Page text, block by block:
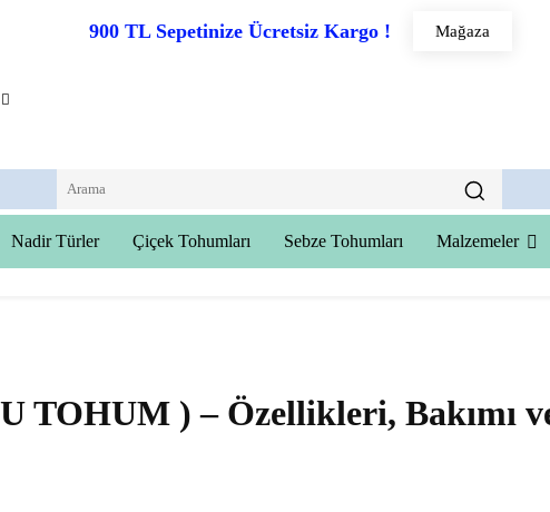
900 TL Sepetinize Ücretsiz Kargo ! Mağaza
Nadir Türler Çiçek Tohumları Sebze Tohumları Malzemeler
TOHUM ) – Özellikleri, Bakımı